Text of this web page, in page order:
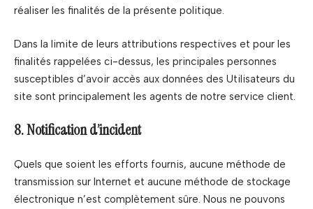
réaliser les finalités de la présente politique.
Dans la limite de leurs attributions respectives et pour les
finalités rappelées ci-dessus, les principales personnes
susceptibles d’avoir accès aux données des Utilisateurs du
site sont principalement les agents de notre service client.
8. Notification d’incident
Quels que soient les efforts fournis, aucune méthode de
transmission sur Internet et aucune méthode de stockage
électronique n’est complètement sûre. Nous ne pouvons